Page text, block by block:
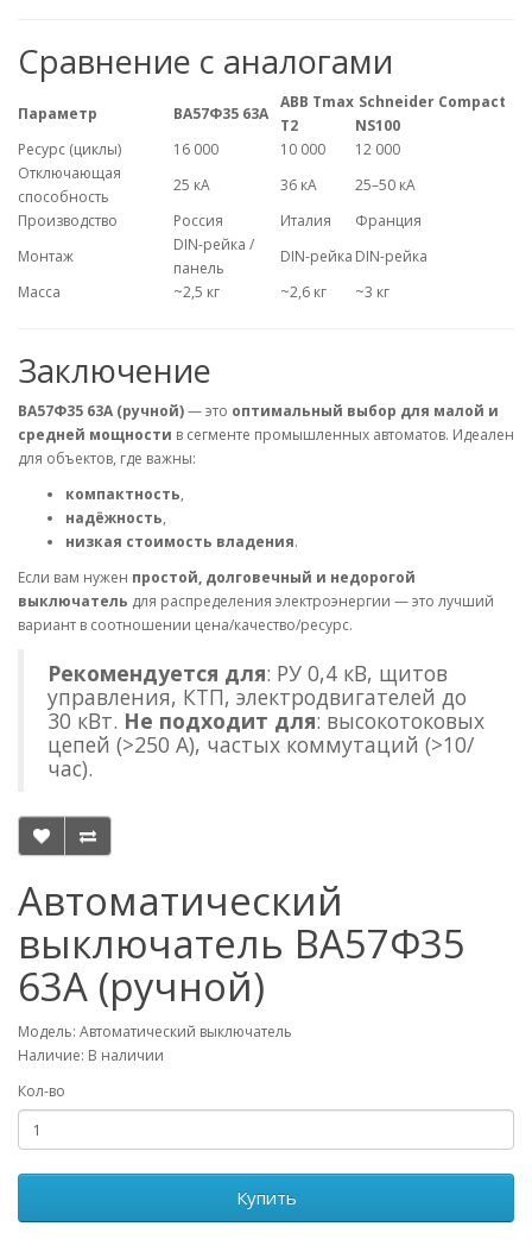
Сравнение с аналогами
Параметр ВА57Ф35 63А
ABB Tmax
T2
Schneider Compact
NS100
Ресурс (циклы)
16 000 10 000
12 000
Отключающая
способность
25 кА 36 кА
25–50 кА
Производство
Россия Италия
Франция
Монтаж
DIN-рейка /
панель
DIN-рейка DIN-рейка
Масса
~2,5 кг ~2,6 кг ~3 кг
Заключение
ВА57Ф35 63А (ручной)— это оптимальный выбор для малой и
средней мощности в сегменте промышленных автоматов. Идеален
для объектов, где важны:
компактность,
надёжность,
низкая стоимость владения.
Если вам нужен простой, долговечный и недорогой
выключатель для распределения электроэнергии — это лучший
вариант в соотношении цена/качество/ресурс.
Рекомендуется для: РУ 0,4 кВ, щитов
управления, КТП, электродвигателей до
30 кВт. Не подходит для: высокотоковых
цепей (>250 А), частых коммутаций (>10/
час).
Автоматический
выключатель ВА57Ф35
63А (ручной)
Модель: Автоматический выключатель
Наличие: В наличии
Кол-во
Купить